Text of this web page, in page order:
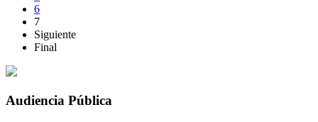
6
7
Siguiente
Final
Audiencia Pública